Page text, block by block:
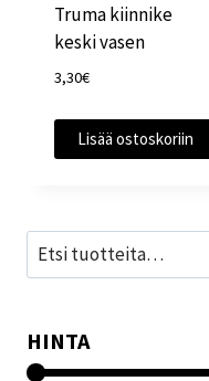
Truma kiinnike
keski vasen
3,30€
Lisää ostoskoriin
Etsi:
HINTA